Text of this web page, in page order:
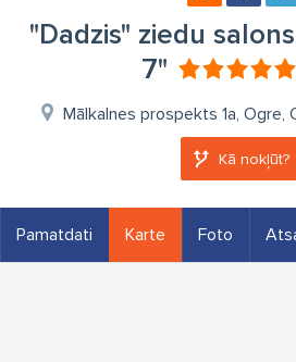
"Dadzis" ziedu
7"
Mālkalnes prospekts 1a, Ogre,
Kā nokļūt?
Pamatdati Karte Foto